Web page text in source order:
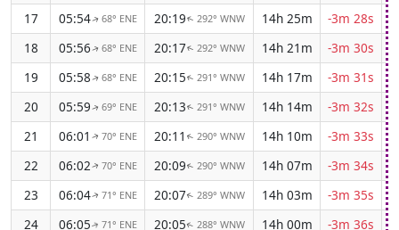
17
05:54↑ 68° ENE 20:19↑ 292° WNW 14h 25m
-3m 28s
18
05:56↑ 68° ENE 20:17↑ 292° WNW 14h 21m
-3m 30s
19
05:58↑ 68° ENE 20:15↑ 291° WNW 14h 17m
-3m 31s
20
05:59↑ 69° ENE 20:13↑ 291° WNW 14h 14m
-3m 32s
21
06:01 ↑ 70° ENE 20:11 ↑ 290° WNW 14h 10m
-3m 33s
22
06:02↑ 70° ENE 20:09↑ 290° WNW 14h 07m
-3m 34s
23
06:04↑ 71° ENE 20:07↑ 289° WNW 14h 03m
-3m 35s
24
06:05↑ 71° ENE 20:05↑ 288° WNW 14h 00m
-3m 36s